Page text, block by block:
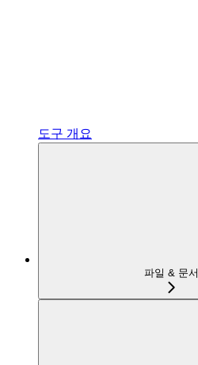
도구 개요
파일 & 문서